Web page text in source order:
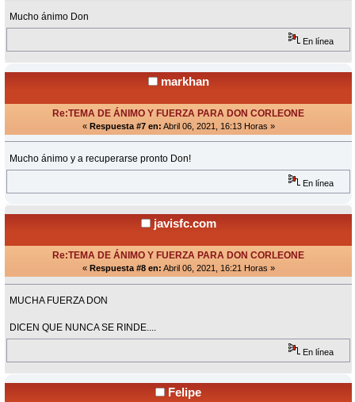
Mucho ánimo Don
En línea
markhan
Re:TEMA DE ÁNIMO Y FUERZA PARA DON CORLEONE
« Respuesta #7 en: Abril 06, 2021, 16:13 Horas »
Mucho ánimo y a recuperarse pronto Don!
En línea
javisfc.com
Re:TEMA DE ÁNIMO Y FUERZA PARA DON CORLEONE
« Respuesta #8 en: Abril 06, 2021, 16:21 Horas »
MUCHA FUERZA DON
DICEN QUE NUNCA SE RINDE....
En línea
Felipe